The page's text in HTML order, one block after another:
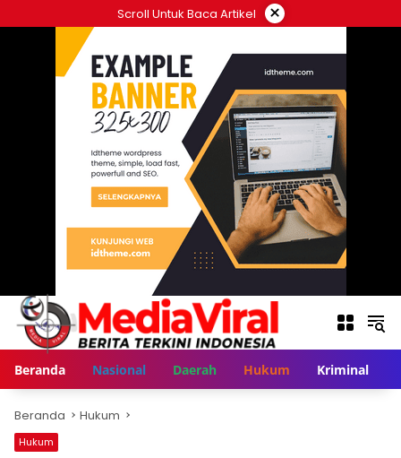
ke
Scroll Untuk Baca Artikel ×
Beranda Nasional Daerah Hukum Kriminal
Beranda Hukum
Hukum